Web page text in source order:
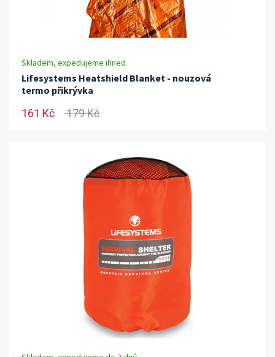
Skladem, expedujeme ihned
Lifesystems Heatshield Blanket - nouzová
termo přikrývka
161 Kč 179 Kč